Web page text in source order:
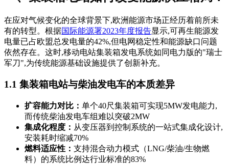
在应对气候变化的全球背景下,欧洲能源市场正经历着前所未
有的转型。根据国际能源署2023年度报告显示,可再生能源发
电量已占欧盟总发电量的42%,但电网稳定性和能源缺口问题
依然存在。这时,移动电站集装箱发电系统如同电力版的"瑞士
军刀",为传统能源基础设施提供了创新补充。
1.1 集装箱电站与柴油发电车的本质差异
扩容能力对比： 单个40尺集装箱可实现5MW发电能力,
而传统柴油发电车组难以突破2MW
集成化程度： 从变压器到控制系统的一站式集成化设计,
安装耗时缩减70%
燃料适应性： 支持混合动力模式（LNG/柴油/生物燃
料）的系统比例达行业标准的83%